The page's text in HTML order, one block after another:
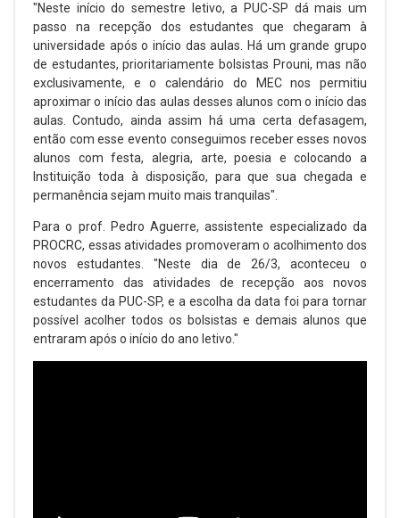
"Neste início do semestre letivo, a PUC-SP dá mais um
passo na recepção dos estudantes que chegaram à
universidade após o início das aulas. Há um grande grupo
de estudantes, prioritariamente bolsistas Prouni, mas não
exclusivamente, e o calendário do MEC nos permitiu
aproximar o início das aulas desses alunos com o início das
aulas. Contudo, ainda assim há uma certa defasagem,
então com esse evento conseguimos receber esses novos
alunos com festa, alegria, arte, poesia e colocando a
Instituição toda à disposição, para que sua chegada e
permanência sejam muito mais tranquilas".
Para o prof. Pedro Aguerre, assistente especializado da
PROCRC, essas atividades promoveram o acolhimento dos
novos estudantes. "Neste dia de 26/3, aconteceu o
encerramento das atividades de recepção aos novos
estudantes da PUC-SP, e a escolha da data foi para tornar
possível acolher todos os bolsistas e demais alunos que
entraram após o início do ano letivo."